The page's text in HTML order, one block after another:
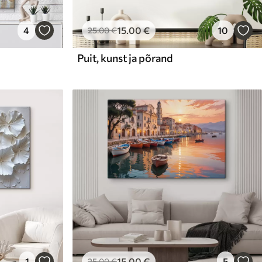
4 25.00€15.00€ 10
Puit, kunst ja põrand